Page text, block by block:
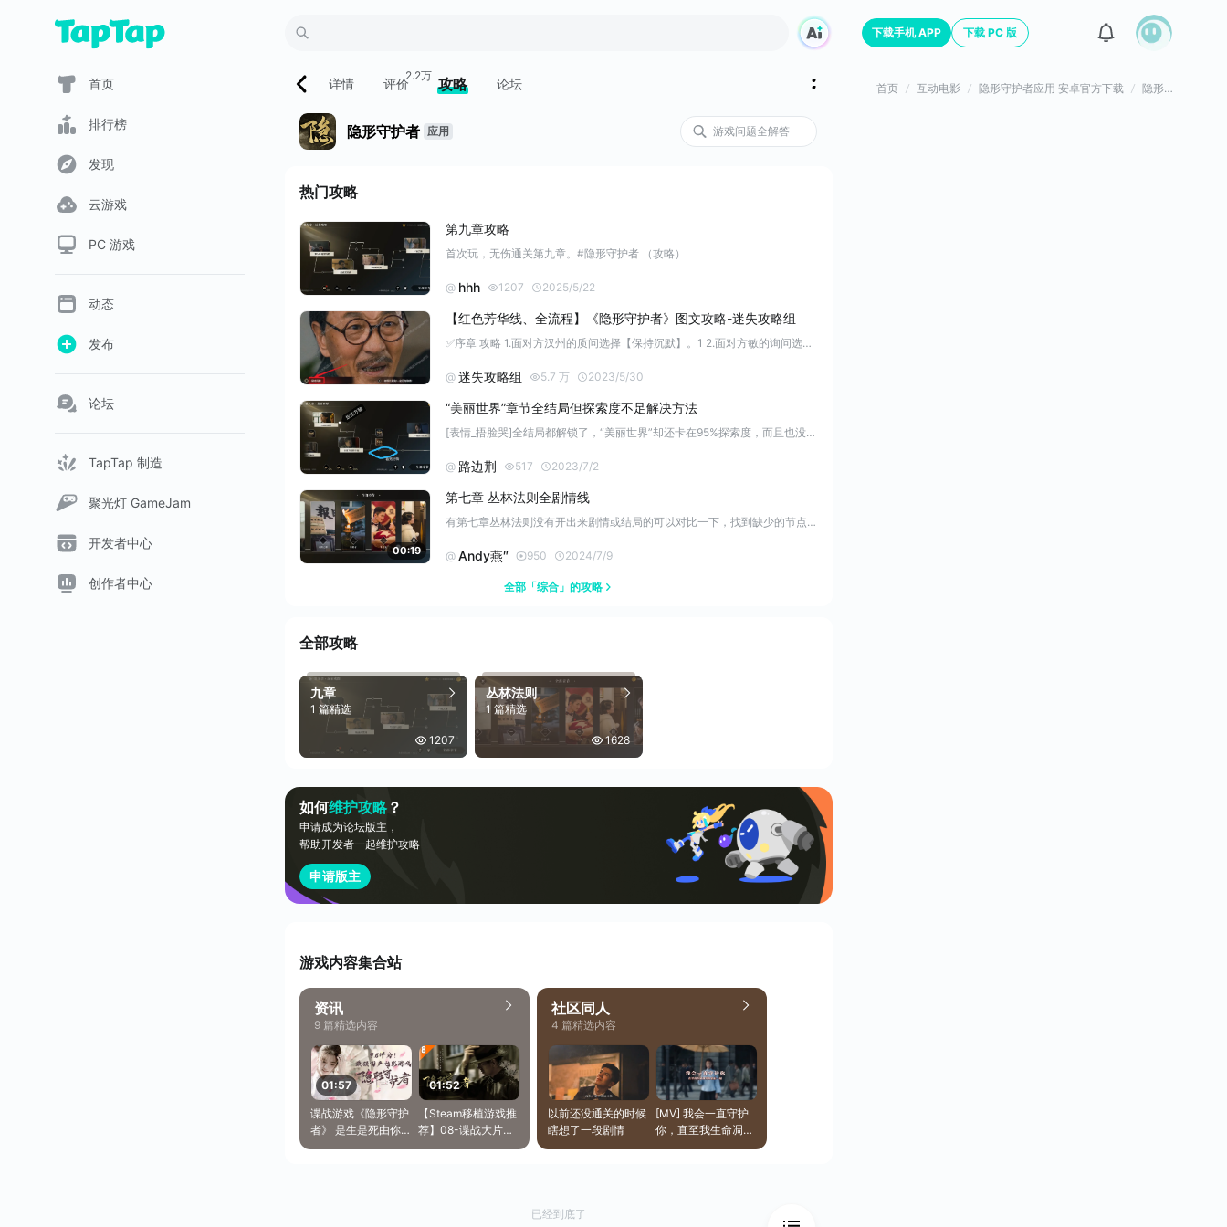
首页
排行榜
发现
云游戏
PC 游戏
动态
发布
论坛
TapTap 制造
聚光灯 GameJam
开发者中心
创作者中心
详情 评价
2.2万 攻略 论坛
隐形守护者 应用
热门攻略
第九章攻略
首次玩，无伤通关第九章。#隐形守护者 （攻略）
@ hhh 1207 2025/5/22
【红色芳华线、全流程】《隐形守护者》图文攻略-迷失攻略组
✅序章 攻略 1.面对方汉州的质问选择【保持沉默】。1 2.面对方敏的询问选择【都已经过去了，问那么多干嘛？】。2 3.接下来选择【去图书馆看看书】。3 4.等待的时间是漫长的，选择【再呆一会儿】。4 5.来到秘密基地，逐一选择下面的选项，了解情况。5 6.取出入党申请书。 ✅第一章 太阳之影攻略 7.选择举手，吸引注意。7 8.选择【和平谈判，通过外交解决争端】，获得1点好感度。8 9.前去赴宴
@ 迷失攻略组 5.7 万 2023/5/30
“美丽世界”章节全结局但探索度不足解决方法
[表情_捂脸哭]全结局都解锁了，“美丽世界”却还卡在95%探索度，而且也没有任何锁定提示。不少收集控玩家都遇到过吧…… 后来看了贴吧攻略帖，原来“方敏的眼神”剧情就是丧钟结局和美丽结局的分支了，而且在那里选择“放任方敏”后，还要继续选择嫁祸方敏的方式，并看完剧情，才能把各个节点连接起来，达成100%。 看来大家都一样，刚开始舍不得方敏，想先劝说她，然后再回来点击另一个选项来刷探索度，谁知这里是要完
@ 路边荆 517 2023/7/2
00:19
第七章 丛林法则全剧情线
有第七章丛林法则没有开出来剧情或结局的可以对比一下，找到缺少的节点再重新进去刷一遍，如果没刷出来就可能是前置条件没满足
@ Andy燕″ 950 2024/7/9
全部「综合」的攻略
全部攻略
九章
1 篇精选
1207
丛林法则
1 篇精选
1628
如何维护攻略 ？
申请成为论坛版主，
帮助开发者一起维护攻略
申请版主
游戏内容集合站
资讯
9 篇精选内容
01:57
谍战游戏《隐形守护
者》 是生是死由你
来抉择
01:52
【Steam移植游戏推
荐】08-谍战大片由
你叙述，互动式真人
社区同人
4 篇精选内容
以前还没通关的时候
瞎想了一段剧情
[MV] 我会一直守护
你，直至我生命凋零
的最后一刻
已经到底了
下载手机 APP 下载 PC 版
首页 互动电影 隐形守护者应用 安卓官方下载 隐形守护者游戏攻略